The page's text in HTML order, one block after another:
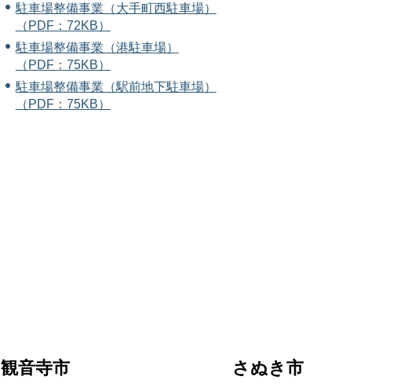
駐車場整備事業（大手町西駐車場）
（PDF：72KB）
駐車場整備事業（港駐車場）
（PDF：75KB）
駐車場整備事業（駅前地下駐車場）
（PDF：75KB）
観音寺市 さぬき市